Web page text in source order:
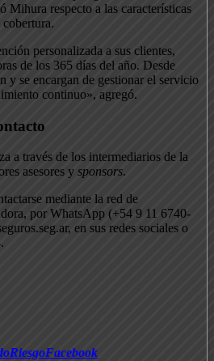
Mihura respecto a las características
cobertura.
personalizada a sus clientes,
de los 365 días del año. Desde
y se encargan de gestionar el servicio
continuo», agregó.
a través de los intermediarios de la
asesores y sponsors.
mediante la red de
por WhatsApp (+54 9 11 6740-
en sus redes sociales o